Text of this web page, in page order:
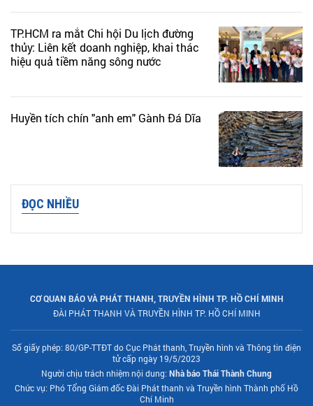
TP.HCM ra mắt Chi hội Du lịch đường
thủy: Liên kết doanh nghiệp, khai thác
hiệu quả tiềm năng sông nước
Huyền tích chín "anh em" Gành Đá Dĩa
ĐỌC NHIỀU
CƠ QUAN BÁO VÀ PHÁT THANH, TRUYỀN HÌNH TP. HỒ CHÍ MINH
ĐÀI PHÁT THANH VÀ TRUYỀN HÌNH TP. HỒ CHÍ MINH
Số giấy phép: 80/GP-TTĐT do Cục Phát thanh, Truyền hình và Thông tin điện
tử cấp ngày 19/5/2023
Người chịu trách nhiệm nội dung: Nhà báo Thái Thành Chung
Chức vụ: Phó Tổng Giám đốc Đài Phát thanh và Truyền hình Thành phố Hồ
Chí Minh